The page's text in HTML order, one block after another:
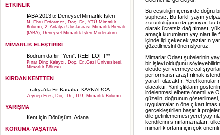
ETKİNLİK
IABA 2013’te Deneysel Mimarlık İşleri
M. Ebru Erdönmez, Doç. Dr., YTÜ Mimarlık
Bölümü, 2. Antalya Uluslararası Mimarlık Bienali
(IABA), Deneysel Mimarlık İşleri Moderatörü
MİMARLIK ELEŞTİRİSİ
Bodrum’da bir “Yeni”: REEFLOFT**
Pınar Dinç Kalaycı, Doç. Dr.,Gazi Üniversitesi,
Mimarlık Bölümü
KIRDAN KENTTEN
Trakya’da Bir Kasaba: KAYNARCA
Zeynep Eres, Doç. Dr., İTÜ, Mimarlık Bölümü
YARIŞMA
Kent için Dönüşüm, Adana
KORUMA-YAŞATMA
Bu çeşitliliğin içerisinde doğru
şüphesiz. Bu farklı yayın
zorunluluğunu da getiriyor, bu
olarak ücretsiz dağıtılması,
amaçlı kurumların yayınları
içinde ilgi çekecek yazıların
gözetilmesini önemsiyoruz.
Mimarlar Odası şubelerinin
bir işlevi olduğunu
ölçüde yer vermeye
performansı araştırılmak
yararlı olacaktır. Yerel
olacaktır. Yanlışlıkların
irdelenmesi elbette önemli ve
güzelin, doğrunun gösterilmesi,
uygulamaların öne
gerçekleştirilen başarılı
dile getirilememesi yerel
kendilerini sınırlamamaları,
mimarlık ortamı için çok